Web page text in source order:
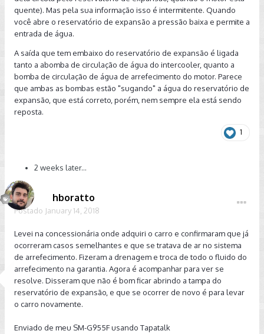
novamente a tampa e voltou ao nível acima do máximo. Não
me preocupei, fechei novamente e continuei o uso,
verificando que com o uso ele voltava ao nível normal. Já
baixo, e todas as vezes ao abrir a tampa havia a
descompressão com o retorno do líquido.
Pesquisando na internet, encontrei um tópico no VW Up!
clube discutindo a mesma questão nos motores TSI, com
vários casos semelhantes, e inclusive um proprietário de A3
Pelo que andei lendo por lá, parece que se trata de ar no
de 1.0 TSI, 1.4 TSI, 1.6 MSI ou GTI já passou pela mesma
situação?
quente). Mas pela sua informação isso é intermitente. Quando
você abre o reservatório de expansão a pressão baixa e permite a
entrada de água.
A saída que tem embaixo do reservatório de expansão é ligada
tanto a abomba de circulação de água do intercooler, quanto a
bomba de circulação de água de arrefecimento do motor. Parece
que ambas as bombas estão "sugando" a água do reservatório de
expansão, que está correto, porém, nem sempre ela está sendo
reposta.
1
2 weeks later...
hboratto
Postado January 14, 2018
Levei na concessionária onde adquiri o carro e confirmaram que já
ocorreram casos semelhantes e que se tratava de ar no sistema
de arrefecimento. Fizeram a drenagem e troca de todo o fluido do
arrefecimento na garantia. Agora é acompanhar para ver se
resolve. Disseram que não é bom ficar abrindo a tampa do
reservatório de expansão, e que se ocorrer de novo é para levar
o carro novamente.
Enviado de meu SM-G955F usando Tapatalk